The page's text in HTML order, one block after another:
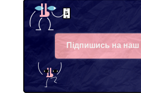
Підпишись на наш
Telegram